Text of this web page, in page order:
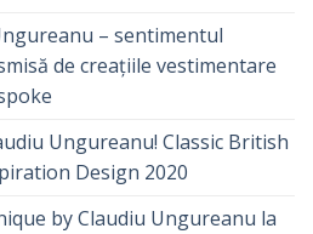
– sentimentul
de creațiile vestimentare
Ungureanu! Classic British
Design 2020
by Claudiu Ungureanu la